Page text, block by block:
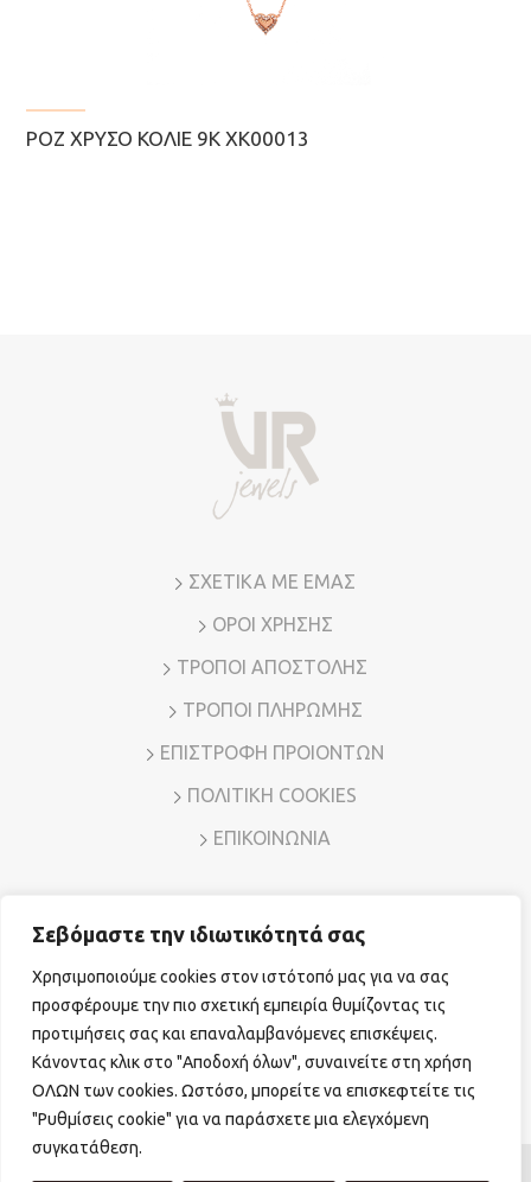
Σεβόμαστε την ιδιωτικότητά σας
Χρησιμοποιούμε cookies στον ιστότοπό μας για να σας
προσφέρουμε την πιο σχετική εμπειρία θυμίζοντας τις
προτιμήσεις σας και επαναλαμβανόμενες επισκέψεις.
Κάνοντας κλικ στο "Αποδοχή όλων", συναινείτε στη χρήση
ΟΛΩΝ των cookies. Ωστόσο, μπορείτε να επισκεφτείτε τις
"Ρυθμίσεις cookie" για να παράσχετε μια ελεγχόμενη
συγκατάθεση.
ΡΟΖ ΧΡΥΣΌ ΚΟΛΙΈ 9Κ ΧΚ00013
ΣΧΕΤΙΚΑ ΜΕ ΕΜΑΣ
ΟΡΟΙ ΧΡΗΣΗΣ
ΤΡΟΠΟΙ ΑΠΟΣΤΟΛΗΣ
ΤΡΟΠΟΙ ΠΛΗΡΩΜΗΣ
ΕΠΙΣΤΡΟΦΗ ΠΡΟΙΟΝΤΩΝ
ΠΟΛΙΤΙΚΗ COOKIES
ΕΠΙΚΟΙΝΩΝΙΑ
Διεύθυνση: Λ. Μεσογείων 7, Αμπελόκηποι – Αθήνα, Τ.Κ.
Τηλ. Επικοινωνίας:
210 7794780 E-mail: sales@vr-jewels.gr
FacebookInstagram